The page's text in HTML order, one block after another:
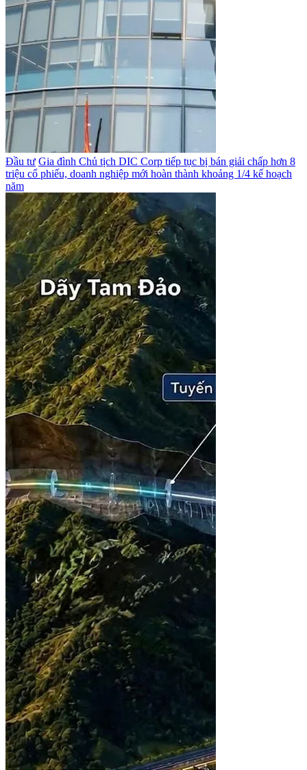
Đầu tư Gia đình Chủ tịch DIC Corp tiếp tục bị bán giải chấp hơn 8
triệu cổ phiếu, doanh nghiệp mới hoàn thành khoảng 1/4 kế hoạch
năm